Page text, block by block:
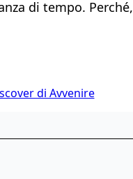
di tempo.
di Avvenire